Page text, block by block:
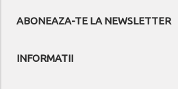
ABONEAZA-TE LA NEWSLETTER
INFORMATII